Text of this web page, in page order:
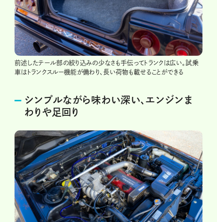
前述したテール部の絞り込みの少なさも手伝ってトランクは広い。試乗
車はトランクスルー機能が備わり、長い荷物も載せることができる
シンプルながら味わい深い、エンジンま
わりや足回り